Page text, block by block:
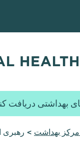
بهداشتی دریافت
مرکز بهداشت > رهبری